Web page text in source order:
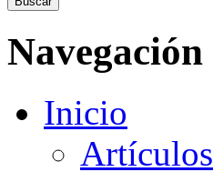
Navegación
Inicio
Artículos